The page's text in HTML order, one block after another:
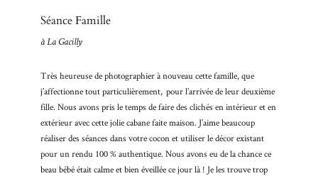
Séance Famille
à La Gacilly
Très heureuse de photographier à nouveau cette famille, que
j’affectionne tout particulièrement, pour l’arrivée de leur deuxième
fille. Nous avons pris le temps de faire des clichés en intérieur et en
extérieur avec cette jolie cabane faite maison. J’aime beaucoup
réaliser des séances dans votre cocon et utiliser le décor existant
pour un rendu 100 % authentique. Nous avons eu de la chance ce
beau bébé était calme et bien éveillée ce jour là ! Je les trouve trop
lacinia
Aenean
lacinia
bibendum
nulla sed
consectetur.
Maecenas
faucibus